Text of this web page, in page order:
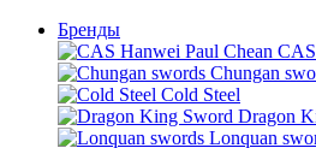
Бренды
Chungan
Cold Steel
Dragon
Lonquan